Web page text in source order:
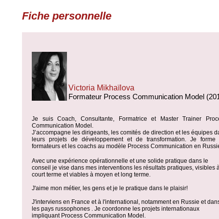
Fiche personnelle
Victoria Mikhaïlova
Formateur Process Communication Model
Je suis Coach, Consultante, Formatrice et Master Trainer
Communication Model.
J’accompagne les dirigeants, les comités de direction et les équipes
leurs projets de développement et de transformation. Je forme
formateurs et les coachs au modèle Process Communication en
Avec une expérience opérationnelle et une solide pratique dans le
conseil je vise dans mes interventions les résultats pratiques, visibles
court terme et viables à moyen et long terme.
J'aime mon métier, les gens et je le pratique dans le plaisir!
J'interviens en France et à l'international, notamment en Russie et
les pays russophones . Je coordonne les projets internationaux
impliquant Process Communication Model.